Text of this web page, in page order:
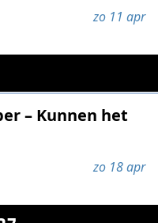
zo 11 apr
– Kunnen het
zo 18 apr